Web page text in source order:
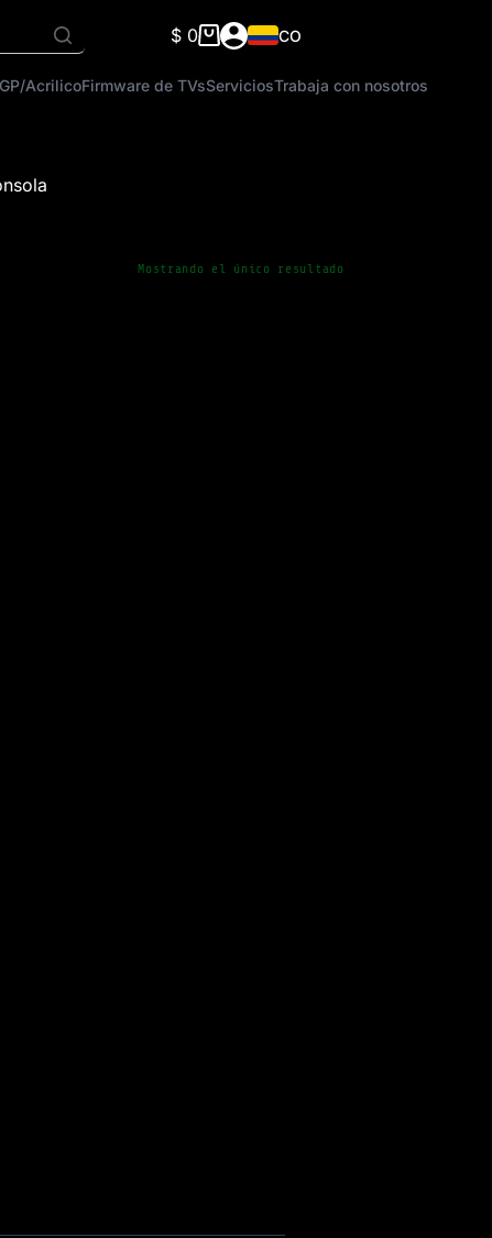
Carro
compra
$ 0 CO
AcrilicoFirmware de TVsServiciosTrabaja con nosotros
Mostrando el único resultado